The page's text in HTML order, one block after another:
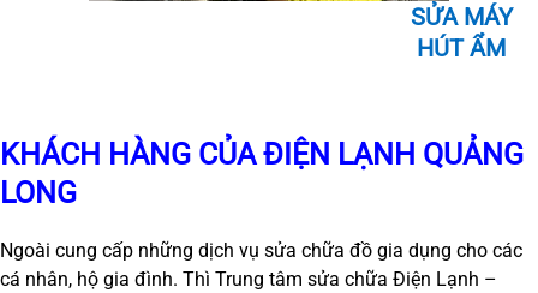
SỬA MÁY
HÚT ẨM
KHÁCH HÀNG CỦA ĐIỆN LẠNH QUẢNG
LONG
Ngoài cung cấp những dịch vụ sửa chữa đồ gia dụng cho các
cá nhân, hộ gia đình. Thì Trung tâm sửa chữa Điện Lạnh –